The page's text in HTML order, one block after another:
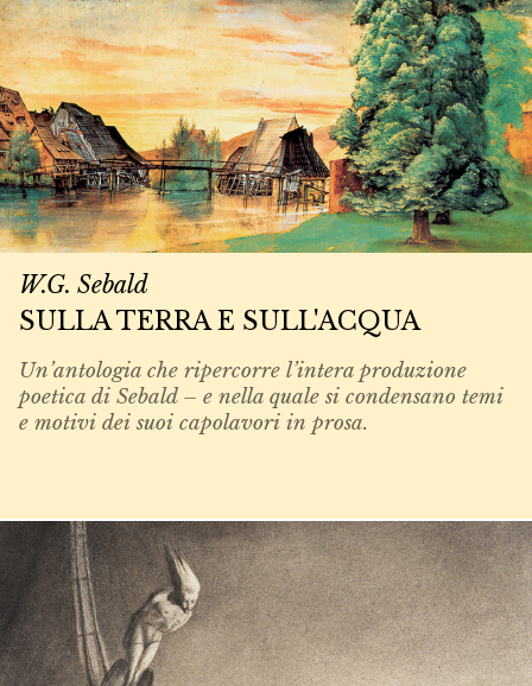
W.G. Sebald
SULLA TERRA E SULL'ACQUA
Un’antologia che ripercorre l’intera produzione
poetica di Sebald – e nella quale si condensano temi
e motivi dei suoi capolavori in prosa.